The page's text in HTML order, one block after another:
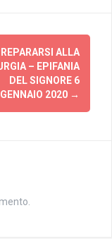
ALLA
– EPIFANIA
DEL SIGNORE 6
GENNAIO 2020 →